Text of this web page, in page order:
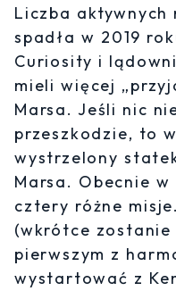
Liczba
spadła w 2019
Curiosity i
mieli więcej
Marsa. Jeśli nic
przeszkodzie, to
wystrzelony
Marsa. Obecnie
cztery różne
(wkrótce zostanie
pierwszym z
wystartować z